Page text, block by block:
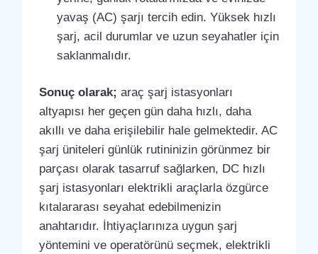
yavaş (AC) şarjı tercih edin. Yüksek hızlı
şarj, acil durumlar ve uzun seyahatler için
saklanmalıdır.
Sonuç olarak; araç şarj istasyonları
altyapısı her geçen gün daha hızlı, daha
akıllı ve daha erişilebilir hale gelmektedir. AC
şarj üniteleri günlük rutininizin görünmez bir
parçası olarak tasarruf sağlarken, DC hızlı
şarj istasyonları elektrikli araçlarla özgürce
kıtalararası seyahat edebilmenizin
anahtarıdır. İhtiyaçlarınıza uygun şarj
yöntemini ve operatörünü seçmek, elektrikli